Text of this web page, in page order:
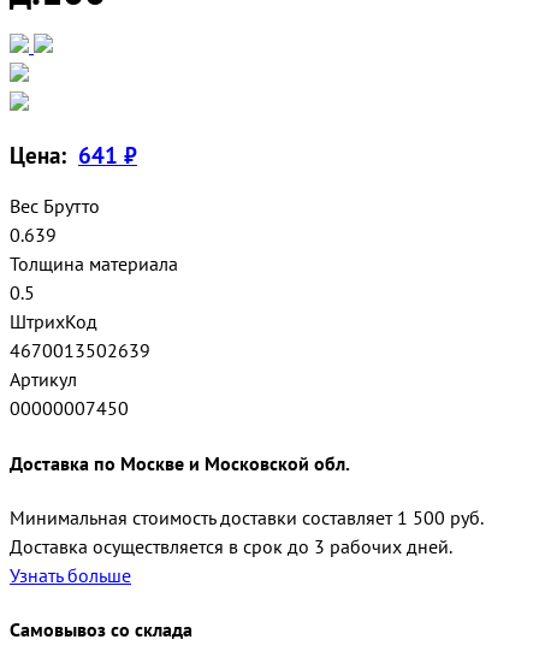
Цена: 641 ₽
Вес Брутто
0.639
Толщина материала
0.5
ШтрихКод
4670013502639
Артикул
00000007450
Доставка по Москве и Московской обл.
Минимальная стоимость доставки составляет 1 500 руб.
Доставка осуществляется в срок до 3 рабочих дней.
Узнать больше
Самовывоз со склада